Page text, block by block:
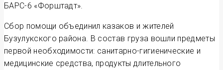
БАРС-6 «Форштадт».
Сбор помощи объединил казаков и жителей
Бузулукского района. В состав груза вошли предметы
первой необходимости: санитарно-гигиенические и
медицинские средства, продукты длительного